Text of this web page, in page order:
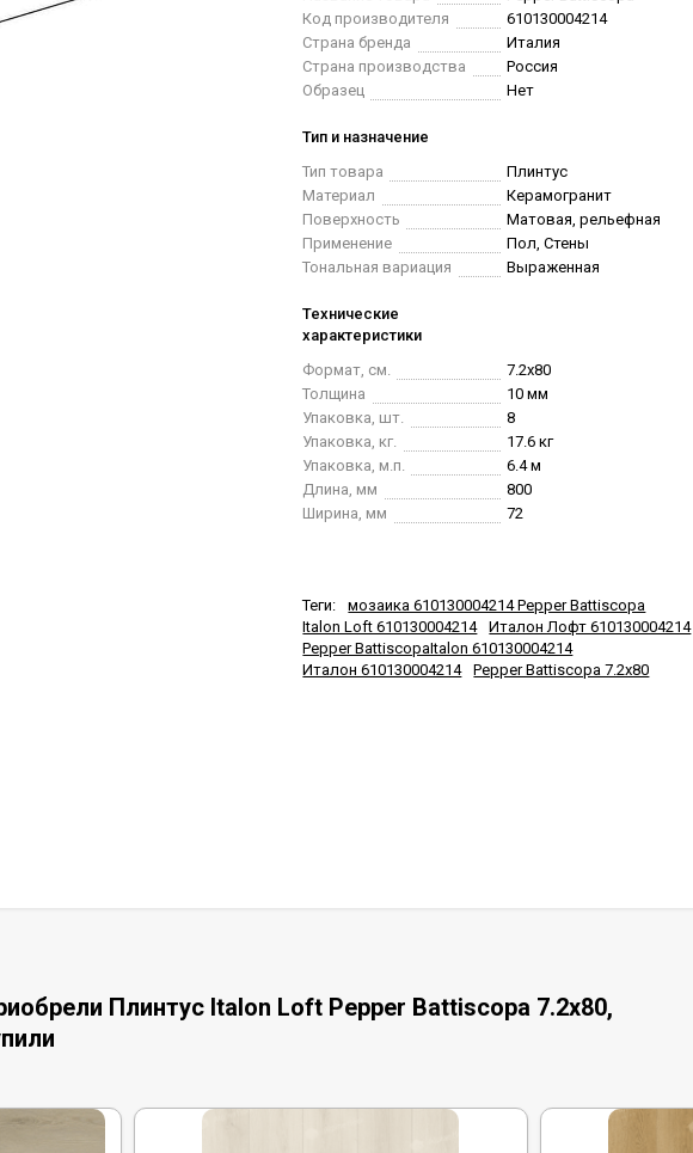
Код производителя
610130004214
Страна бренда
Италия
Страна производства
Россия
Образец
Нет
Тип и назначение
Тип товара
Плинтус
Материал
Керамогранит
Поверхность
Матовая, рельефная
Применение
Пол, Стены
Тональная вариация
Выраженная
Технические
характеристики
Формат, см.
7.2x80
Толщина
10 мм
Упаковка, шт.
8
Упаковка, кг.
17.6 кг
Упаковка, м.п.
6.4 м
Длина, мм
800
Ширина, мм
72
Теги:
мозаика 610130004214 Pepper Battiscopa
Italon Loft 610130004214
Италон Лофт 610130004214
Pepper BattiscopaItalon 610130004214
Италон 610130004214
Pepper Battiscopa 7.2x80
Плинтус Italon Loft Pepper Battiscopa 7.2x80,